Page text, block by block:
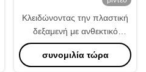
Κλειδώνοντας την πλαστική
δεξαμενή με ανθεκτικό
ψυγείο Κλειδώνοντας
Μηχανή 1800 * 1600 *
συνομιλία τώρα